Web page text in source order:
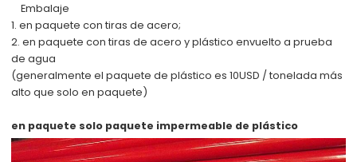
Embalaje
1. en paquete con tiras de acero;
2. en paquete con tiras de acero y plástico envuelto a prueba
de agua
(generalmente el paquete de plástico es 10USD / tonelada más
alto que solo en paquete)
en paquete solo paquete impermeable de plástico